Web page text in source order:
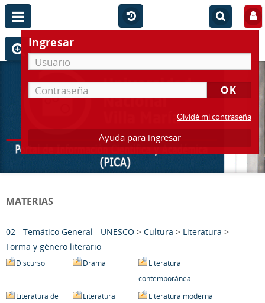
Ingresar
Olvidé mi contraseña
Ayuda para ingresar
MATERIAS
02 - Temático General - UNESCO > Cultura > Literatura >
Forma y género literario
Discurso Drama
Literatura
contemporánea
Literatura de
Literatura
Literatura moderna